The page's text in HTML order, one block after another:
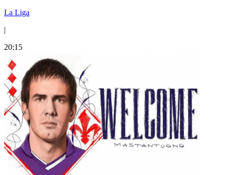
La Liga
|
20:15